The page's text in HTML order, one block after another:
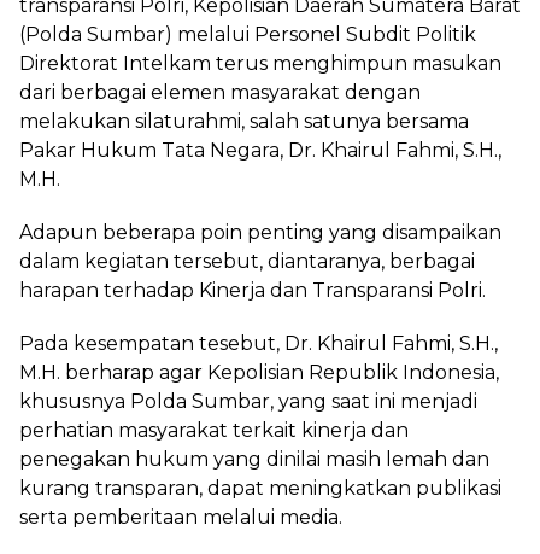
transparansi Polri, Kepolisian Daerah Sumatera Barat
(Polda Sumbar) melalui Personel Subdit Politik
Direktorat Intelkam terus menghimpun masukan
dari berbagai elemen masyarakat dengan
melakukan silaturahmi, salah satunya bersama
Pakar Hukum Tata Negara, Dr. Khairul Fahmi, S.H.,
M.H.
Adapun beberapa poin penting yang disampaikan
dalam kegiatan tersebut, diantaranya, berbagai
harapan terhadap Kinerja dan Transparansi Polri.
Pada kesempatan tesebut, Dr. Khairul Fahmi, S.H.,
M.H. berharap agar Kepolisian Republik Indonesia,
khususnya Polda Sumbar, yang saat ini menjadi
perhatian masyarakat terkait kinerja dan
penegakan hukum yang dinilai masih lemah dan
kurang transparan, dapat meningkatkan publikasi
serta pemberitaan melalui media.